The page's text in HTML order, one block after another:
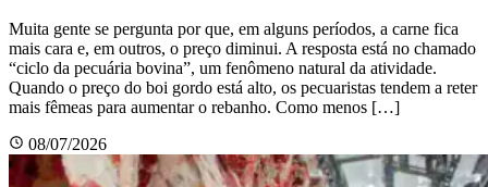
Muita gente se pergunta por que, em alguns períodos, a carne fica
mais cara e, em outros, o preço diminui. A resposta está no chamado
“ciclo da pecuária bovina”, um fenômeno natural da atividade.
Quando o preço do boi gordo está alto, os pecuaristas tendem a reter
mais fêmeas para aumentar o rebanho. Como menos […]
08/07/2026